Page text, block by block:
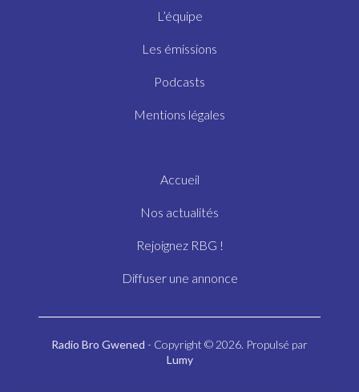
L’équipe
Les émissions
Podcasts
Mentions légales
Accueil
Nos actualités
Rejoignez RBG !
Diffuser une annonce
Radio Bro Gwened - Copyright © 2026. Propulsé par
Lumy